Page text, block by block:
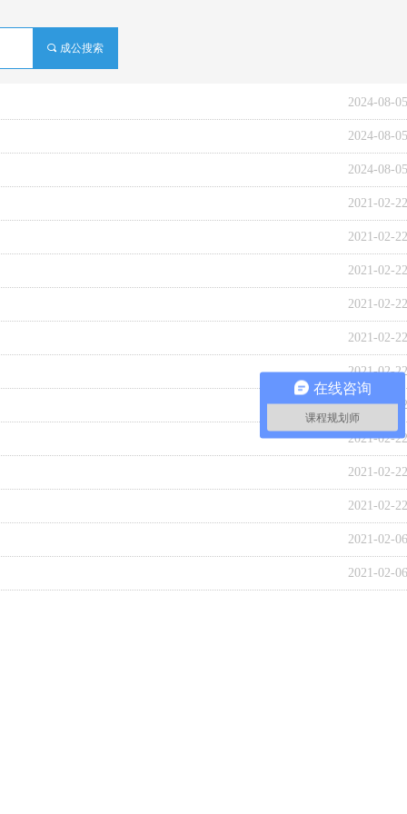
2024-08-05
2024-08-05
2024-08-05
2021-02-22
2021-02-22
2021-02-22
2021-02-22
2021-02-22
2021-02-22
2021-02-22
2021-02-22
2021-02-22
2021-02-22
2021-02-06
2021-02-06
끠 成公搜索
在线咨询
课程规划师